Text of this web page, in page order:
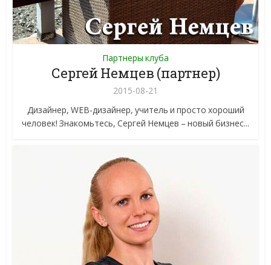
Партнеры клуба
Сергей Немцев (партнер)
2015-08-21
Дизайнер, WEB-дизайнер, учитель и просто хороший
человек! Знакомьтесь, Сергей Немцев – новый бизнес...